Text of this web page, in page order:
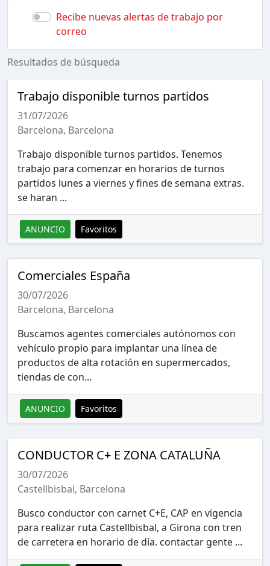
Recibe nuevas alertas de trabajo por
correo
Resultados de búsqueda
Trabajo disponible turnos partidos
31/07/2026
Barcelona, Barcelona
Trabajo disponible turnos partidos. Tenemos
trabajo para comenzar en horarios de turnos
partidos lunes a viernes y fines de semana extras.
se haran ...
ANUNCIO Favoritos
Comerciales España
30/07/2026
Barcelona, Barcelona
Buscamos agentes comerciales autónomos con
vehículo propio para implantar una línea de
productos de alta rotación en supermercados,
tiendas de con...
ANUNCIO Favoritos
CONDUCTOR C+ E ZONA CATALUÑA
30/07/2026
Castellbisbal, Barcelona
Busco conductor con carnet C+E, CAP en vigencia
para realizar ruta Castellbisbal, a Girona con tren
de carretera en horario de día. contactar gente ...